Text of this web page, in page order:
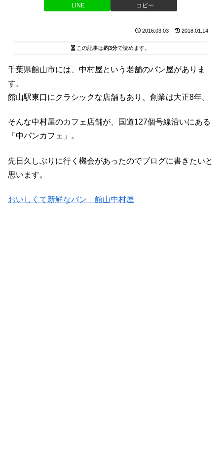
LINE コピー
2016.03.03 2018.01.14
この記事は約3分で読めます。
千葉県館山市には、中村屋という老舗のパン屋がありま
す。
館山駅東口にクラシックな店舗もあり、創業は大正8年。
そんな中村屋のカフェ店舗が、国道127個号線沿いにある
「中パンカフェ」。
先日久しぶりに行く機会があったのでブログに書きたいと
思います。
おいしくて新鮮なパン 館山中村屋